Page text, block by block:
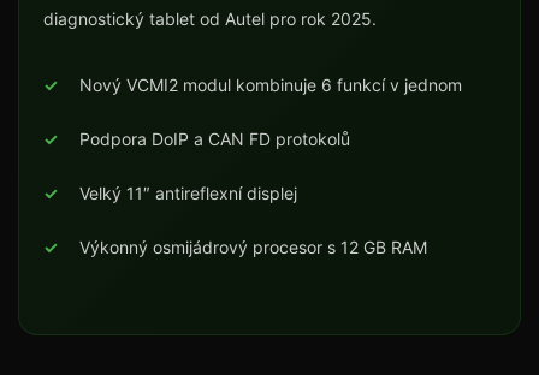
diagnostický tablet od Autel pro rok 2025.
Nový VCMI2 modul kombinuje 6 funkcí v jednom
Podpora DoIP a CAN FD protokolů
Velký 11″ antireflexní displej
Výkonný osmijádrový procesor s 12 GB RAM